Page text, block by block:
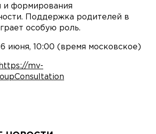
и формирования
Поддержка родителей в
особую роль.
июня, 10:00 (время московское)
https://mv-